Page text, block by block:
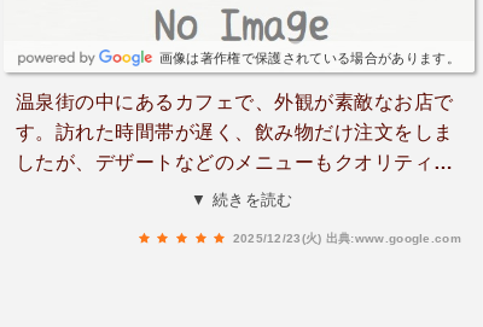
画像は著作権で保護されている場合があります。
温泉街の中にあるカフェで、外観が素敵なお店で
す。訪れた時間帯が遅く、飲み物だけ注文をしま
したが、デザートなどのメニューもクオリティが
高そうで次にこの地を訪れる際には是非とも立ち
▼ 続きを読む
2025/12/23(火) 出典:www.google.com